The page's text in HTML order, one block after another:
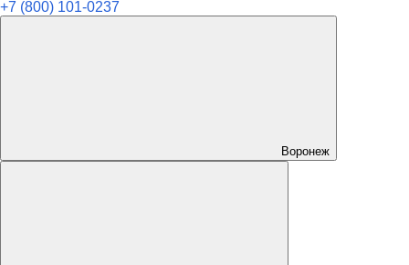
+7 (800) 101-0237
Воронеж